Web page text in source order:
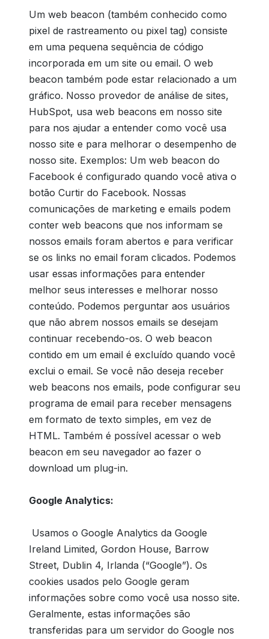
Um web beacon (também conhecido como
pixel de rastreamento ou pixel tag) consiste
em uma pequena sequência de código
incorporada em um site ou email. O web
beacon também pode estar relacionado a um
gráfico. Nosso provedor de análise de sites,
HubSpot, usa web beacons em nosso site
para nos ajudar a entender como você usa
nosso site e para melhorar o desempenho de
nosso site. Exemplos: Um web beacon do
Facebook é configurado quando você ativa o
botão Curtir do Facebook. Nossas
comunicações de marketing e emails podem
conter web beacons que nos informam se
nossos emails foram abertos e para verificar
se os links no email foram clicados. Podemos
usar essas informações para entender
melhor seus interesses e melhorar nosso
conteúdo. Podemos perguntar aos usuários
que não abrem nossos emails se desejam
continuar recebendo-os. O web beacon
contido em um email é excluído quando você
exclui o email. Se você não deseja receber
web beacons nos emails, pode configurar seu
programa de email para receber mensagens
em formato de texto simples, em vez de
HTML. Também é possível acessar o web
beacon em seu navegador ao fazer o
download um plug-in.
Google Analytics:
Usamos o Google Analytics da Google
Ireland Limited, Gordon House, Barrow
Street, Dublin 4, Irlanda (“Google”). Os
cookies usados ​​pelo Google geram
informações sobre como você usa nosso site.
Geralmente, estas informações são
transferidas para um servidor do Google nos